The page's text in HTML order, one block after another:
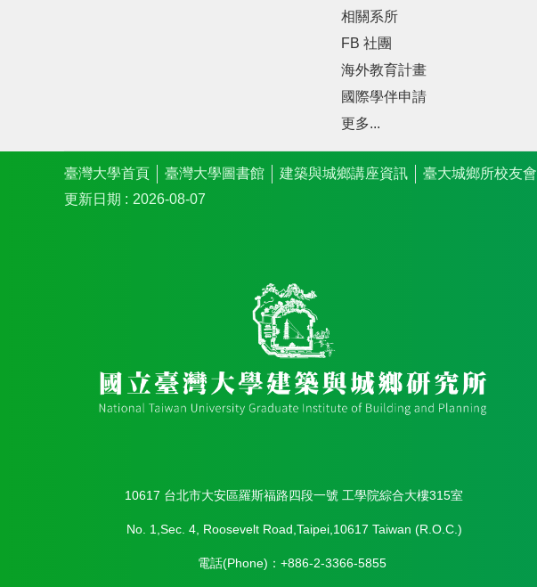
相關系所
FB 社團
海外教育計畫
國際學伴申請
更多...
臺灣大學首頁 臺灣大學圖書館 建築與城鄉講座資訊 臺大城鄉所校友會
更新日期
2026-08-07
10617 台北市大安區羅斯福路四段一號 工學院綜合大樓315室
No. 1,Sec. 4, Roosevelt Road,Taipei,10617 Taiwan (R.O.C.)
電話(Phone)：+886-2-3366-5855